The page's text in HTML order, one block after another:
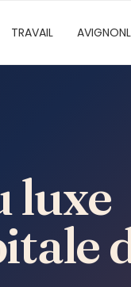
TRAVAIL
luxe